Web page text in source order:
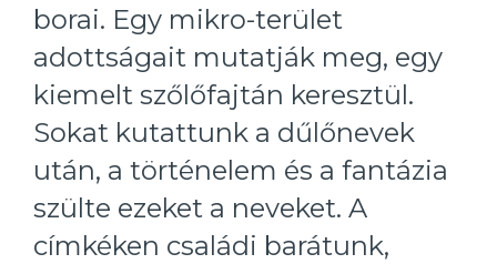
borai. Egy mikro-terület
adottságait mutatják meg, egy
kiemelt szőlőfajtán keresztül.
Sokat kutattunk a dűlőnevek
után, a történelem és a fantázia
szülte ezeket a neveket. A
címkéken családi barátunk,